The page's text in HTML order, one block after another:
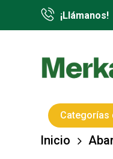
¡Llámanos!
Hit enter to
Categorías
Inicio